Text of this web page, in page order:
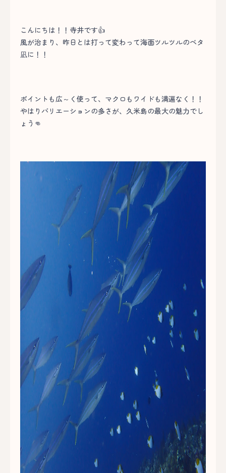
こんにちは！！寺井です👍
風が治まり、昨日とは打って変わって海面ツルツルのベタ
凪に！！
ポイントも広～く使って、マクロもワイドも満遍なく！！
やはりバリエーションの多さが、久米島の最大の魅力でし
ょう👊